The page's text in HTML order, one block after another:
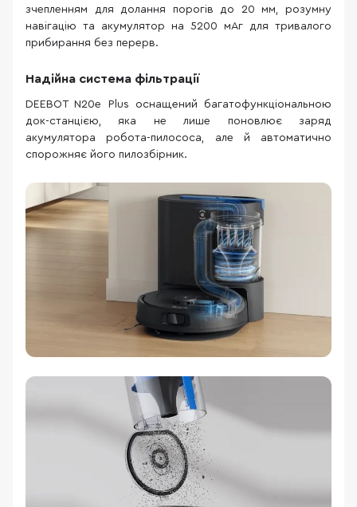
зчепленням для долання порогів до 20 мм, розумну
навігацію та акумулятор на 5200 мАг для тривалого
прибирання без перерв.
Надійна система фільтрації
DEEBOT N20e Plus оснащений багатофункціональною
док-станцією, яка не лише поновлює заряд
акумулятора робота-пилососа, але й автоматично
спорожняє його пилозбірник.